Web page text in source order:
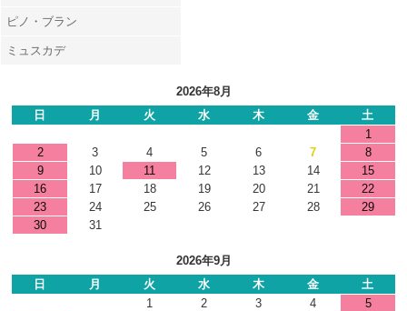
ピノ・ブラン
ミュスカデ
2026年8月
日
月 火 水 木 金
土
1
2
3 4 5 6 7
8
9
10 11 12 13 14
15
16
17 18 19 20 21
22
23
24 25 26 27 28
29
30
31
2026年9月
日
月 火 水 木 金
土
1
2 3 4
5